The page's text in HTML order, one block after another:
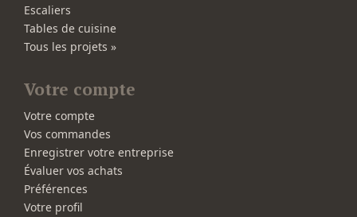
Escaliers
Tables de cuisine
Tous les projets »
Votre compte
Votre compte
Vos commandes
Enregistrer votre entreprise
Évaluer vos achats
Préférences
Votre profil